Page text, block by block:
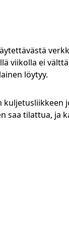
viikolla ei
löytyy.
saa tilattua, ja